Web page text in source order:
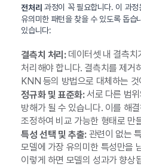
전처리 과정이 꼭 필요합니다. 이 과
유의미한 패턴을 찾을 수 있도록 돕습
있습니다:
결측치 처리:데이터셋 내 결측치
처리해야 합니다. 결측치를 제거
KNN 등의 방법으로 대체하는 것
정규화 및 표준화:서로 다른 범위
방해가 될 수 있습니다. 이를 해
조정하여 비교 가능한 형태로 만
특성 선택 및 추출:관련이 없는
모델에 가장 유의미한 특성만을
이렇게 하면 모델의 성과가 향상